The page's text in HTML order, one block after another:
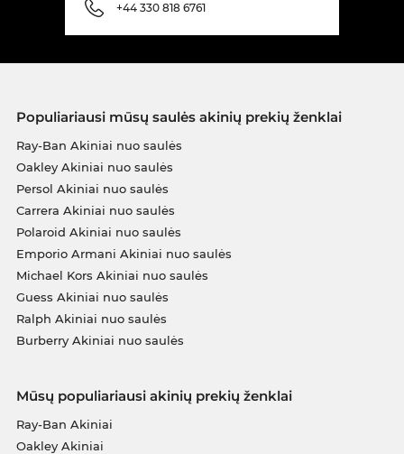
+44 330 818 6761
Populiariausi mūsų saulės akinių prekių ženklai
Ray-Ban Akiniai nuo saulės
Oakley Akiniai nuo saulės
Persol Akiniai nuo saulės
Carrera Akiniai nuo saulės
Polaroid Akiniai nuo saulės
Emporio Armani Akiniai nuo saulės
Michael Kors Akiniai nuo saulės
Guess Akiniai nuo saulės
Ralph Akiniai nuo saulės
Burberry Akiniai nuo saulės
Mūsų populiariausi akinių prekių ženklai
Ray-Ban Akiniai
Oakley Akiniai